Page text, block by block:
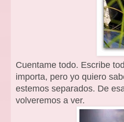
Cuentame todo. Escribe
importa, pero yo quiero
estemos separados. De
volveremos a ver.